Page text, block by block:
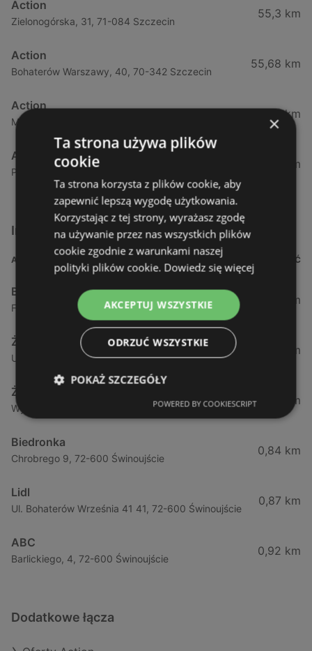
Action
Zielonogórska, 31, 71-084 Szczecin
55,3 km
Action
Bohaterów Warszawy, 40, 70-342 Szczecin
55,68 km
Action
Mieszka, I63, 70-011 Szczecin
57,43 km
Action
Południowa 18, 71-001 Szczecin
58,59 km
Inne sklepy Supermarkety w pobliżu
ADRES ODLEGŁOŚĆ
Biedronka
Fińska 4, 72-602 Świnoujście
0,23 km
Żabka
Ul. Barlickiego 4d / 2, 72-602 Świnoujście
0,64 km
Żabka
Wybrzeze Władysława Iv 11, 72-600 Świnoujście
0,74 km
Biedronka
Chrobrego 9, 72-600 Świnoujście
0,84 km
Lidl
Ul. Bohaterów Września 41 41, 72-600 Świnoujście
0,87 km
ABC
Barlickiego, 4, 72-600 Świnoujście
0,92 km
Dodatkowe łącza
×
Ta strona używa plików
cookie
Ta strona korzysta z plików cookie, aby
zapewnić lepszą wygodę użytkowania.
Korzystając z tej strony, wyrażasz zgodę
na używanie przez nas wszystkich plików
cookie zgodnie z warunkami naszej
polityki plików cookie. Dowiedz się więcej
AKCEPTUJ WSZYSTKIE
ODRZUĆ WSZYSTKIE
POKAŻ SZCZEGÓŁY
POWERED BY COOKIESCRIPT